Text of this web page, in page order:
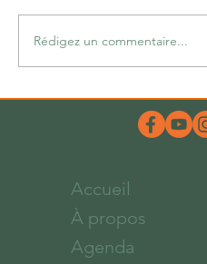
quelques...
Rédigez un commentaire...
Accueil
À propos
Agenda